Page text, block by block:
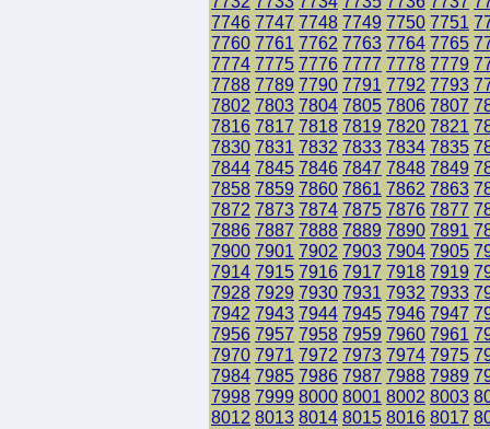
7746 7747 7748 7749 7750 7751
7760 7761 7762 7763 7764 7765
7774 7775 7776 7777 7778 7779
7788 7789 7790 7791 7792 7793
7802 7803 7804 7805 7806 7807
7816 7817 7818 7819 7820 7821
7830 7831 7832 7833 7834 7835
7844 7845 7846 7847 7848 7849
7858 7859 7860 7861 7862 7863
7872 7873 7874 7875 7876 7877
7886 7887 7888 7889 7890 7891
7900 7901 7902 7903 7904 7905
7914 7915 7916 7917 7918 7919
7928 7929 7930 7931 7932 7933
7942 7943 7944 7945 7946 7947
7956 7957 7958 7959 7960 7961
7970 7971 7972 7973 7974 7975
7984 7985 7986 7987 7988 7989
7998 7999 8000 8001 8002 8003
8012 8013 8014 8015 8016 8017